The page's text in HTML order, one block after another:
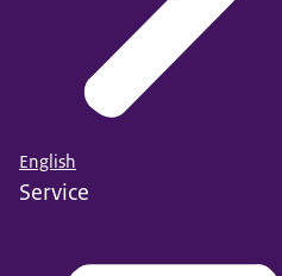
English
Service